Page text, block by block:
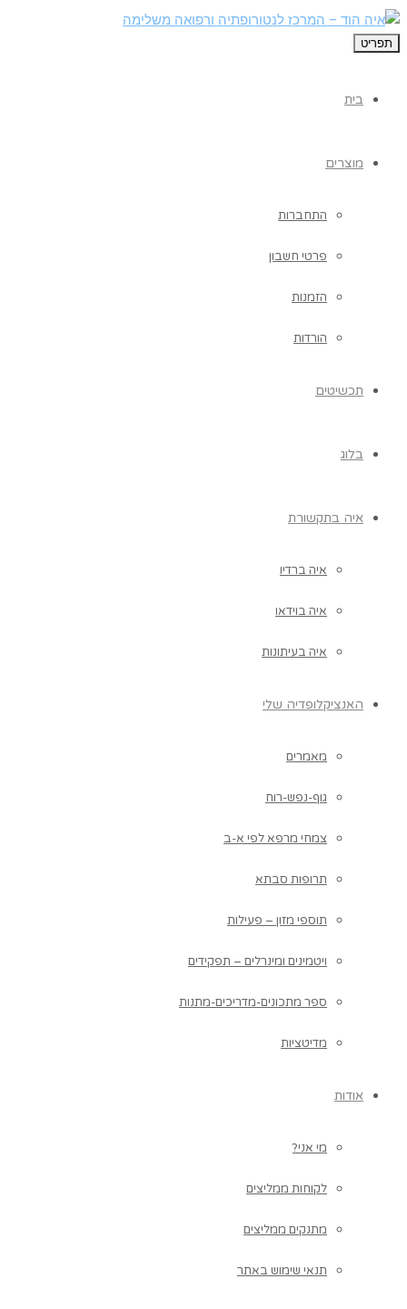
תפריט
בית
מוצרים
התחברות
פרטי חשבון
הזמנות
הורדות
תכשיטים
בלוג
איה בתקשורת
איה ברדיו
איה בוידאו
איה בעיתונות
האנציקלופדיה שלי
מאמרים
גוף-נפש-רוח
צמחי מרפא לפי א-ב
תרופות סבתא
תוספי מזון – פעילות
ויטמינים ומינרלים – תפקידים
ספר מתכונים-מדריכים-מתנות
מדיטציות
אודות
מי אני?
לקוחות ממליצים
מתנקים ממליצים
תנאי שימוש באתר